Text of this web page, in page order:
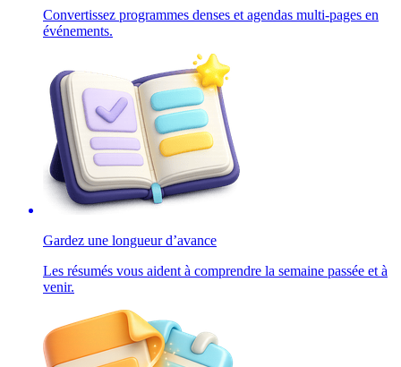
Convertissez programmes denses et agendas multi-pages en
événements.
Gardez une longueur d’avance
Les résumés vous aident à comprendre la semaine passée et à
venir.